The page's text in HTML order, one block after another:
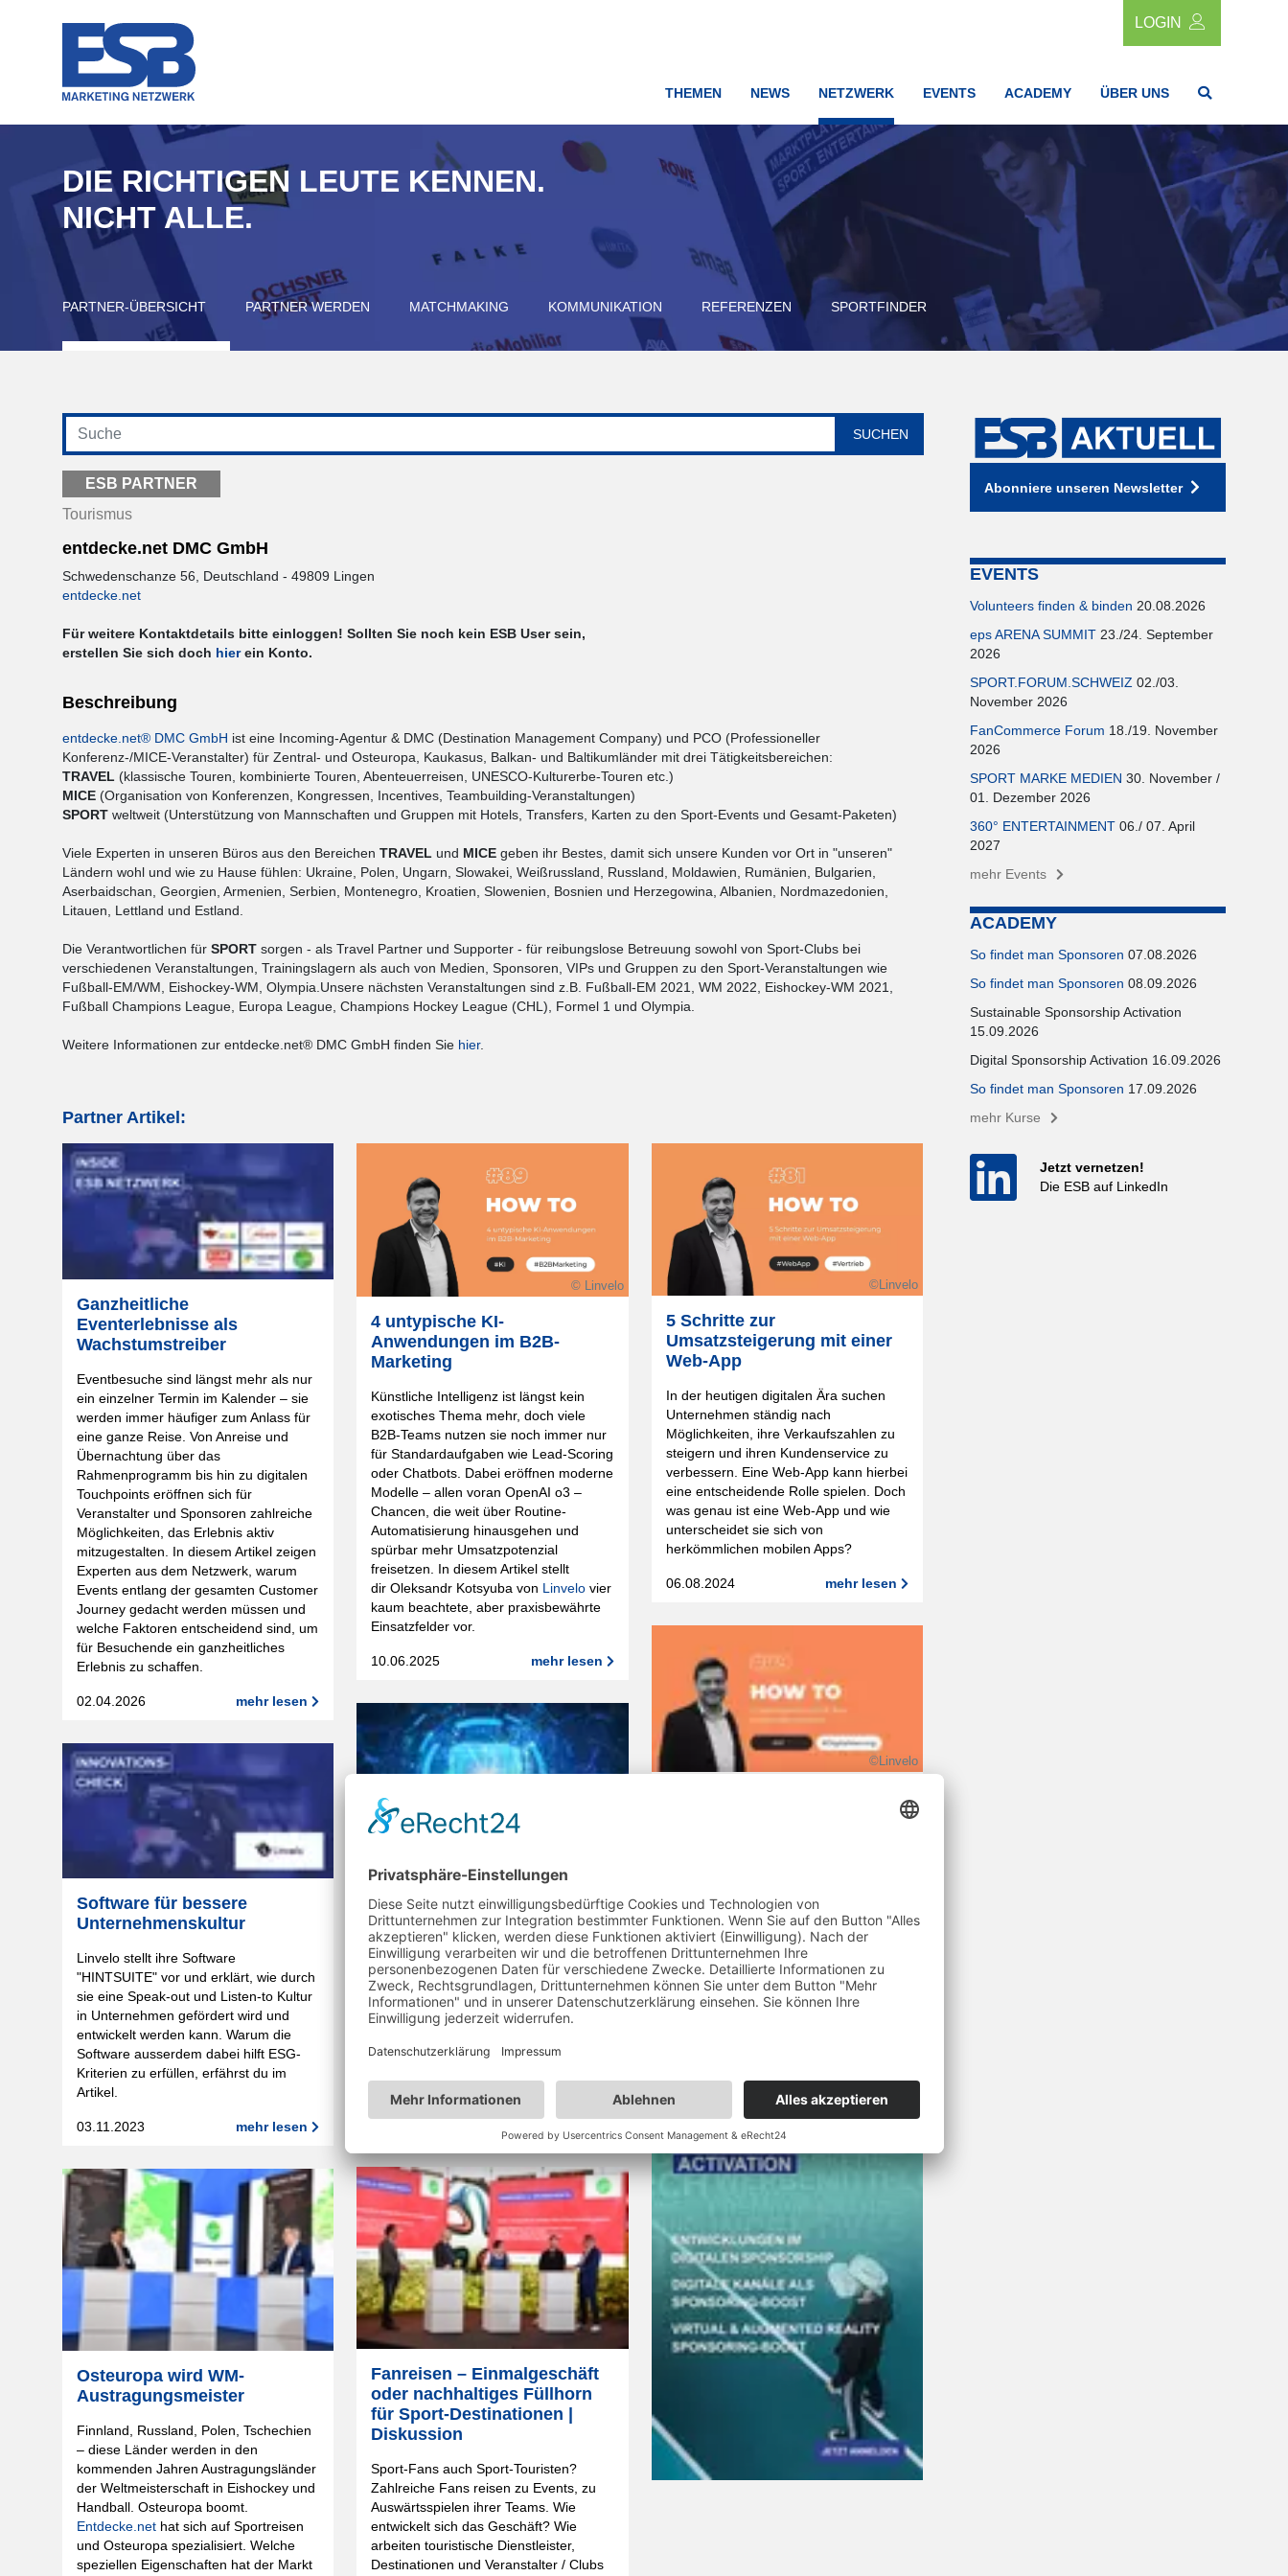
LOGIN
THEMEN NEWS NETZWERK EVENTS ACADEMY ÜBER UNS
DIE RICHTIGEN LEUTE KENNEN.
NICHT ALLE.
PARTNER-ÜBERSICHT PARTNER WERDEN MATCHMAKING KOMMUNIKATION REFERENZEN SPORTFINDER
ESB PARTNER
Tourismus
entdecke.net DMC GmbH
Schwedenschanze 56, Deutschland - 49809 Lingen
entdecke.net
Für weitere Kontaktdetails bitte einloggen! Sollten Sie noch kein ESB User sein,
erstellen Sie sich doch hierein Konto.
Beschreibung
entdecke.net® DMC GmbH ist eine Incoming-Agentur & DMC (Destination Management Company) und PCO (Professioneller
Konferenz-/MICE-Veranstalter) für Zentral- und Osteuropa, Kaukasus, Balkan- und Baltikumländer mit drei Tätigkeitsbereichen:
TRAVEL (klassische Touren, kombinierte Touren, Abenteuerreisen, UNESCO-Kulturerbe-Touren etc.)
MICE (Organisation von Konferenzen, Kongressen, Incentives, Teambuilding-Veranstaltungen)
SPORT weltweit (Unterstützung von Mannschaften und Gruppen mit Hotels, Transfers, Karten zu den Sport-Events und Gesamt-Paketen)
Viele Experten in unseren Büros aus den Bereichen TRAVEL und MICE geben ihr Bestes, damit sich unsere Kunden vor Ort in "unseren"
Ländern wohl und wie zu Hause fühlen: Ukraine, Polen, Ungarn, Slowakei, Weißrussland, Russland, Moldawien, Rumänien, Bulgarien,
Aserbaidschan, Georgien, Armenien, Serbien, Montenegro, Kroatien, Slowenien, Bosnien und Herzegowina, Albanien, Nordmazedonien,
Litauen, Lettland und Estland.
Die Verantwortlichen für SPORT sorgen - als Travel Partner und Supporter - für reibungslose Betreuung sowohl von Sport-Clubs bei
verschiedenen Veranstaltungen, Trainingslagern als auch von Medien, Sponsoren, VIPs und Gruppen zu den Sport-Veranstaltungen wie
Fußball-EM/WM, Eishockey-WM, Olympia.Unsere nächsten Veranstaltungen sind z.B. Fußball-EM 2021, WM 2022, Eishockey-WM 2021,
Fußball Champions League, Europa League, Champions Hockey League (CHL), Formel 1 und Olympia.
Weitere Informationen zur entdecke.net® DMC GmbH finden Sie hier.
Partner Artikel:
Ganzheitliche
Eventerlebnisse als
Wachstumstreiber
Eventbesuche sind längst mehr als nur
ein einzelner Termin im Kalender – sie
werden immer häufiger zum Anlass für
eine ganze Reise. Von Anreise und
Übernachtung über das
Rahmenprogramm bis hin zu digitalen
Touchpoints eröffnen sich für
Veranstalter und Sponsoren zahlreiche
Möglichkeiten, das Erlebnis aktiv
mitzugestalten. In diesem Artikel zeigen
Experten aus dem Netzwerk, warum
Events entlang der gesamten Customer
Journey gedacht werden müssen und
welche Faktoren entscheidend sind, um
für Besuchende ein ganzheitliches
Erlebnis zu schaffen.
02.04.2026 mehr lesen
© Linvelo
4 untypische KI-
Anwendungen im B2B-
Marketing
Künstliche Intelligenz ist längst kein
exotisches Thema mehr, doch viele
B2B-Teams nutzen sie noch immer nur
für Standardaufgaben wie Lead-Scoring
oder Chatbots. Dabei eröffnen moderne
Modelle – allen voran OpenAI o3 –
Chancen, die weit über Routine-
Automatisierung hinausgehen und
spürbar mehr Umsatzpotenzial
freisetzen. In diesem Artikel stellt
dir Oleksandr Kotsyuba von Linvelo vier
kaum beachtete, aber praxisbewährte
Einsatzfelder vor.
10.06.2025 mehr lesen
©Linvelo
5 Schritte zur
Umsatzsteigerung mit einer
Web-App
In der heutigen digitalen Ära suchen
Unternehmen ständig nach
Möglichkeiten, ihre Verkaufszahlen zu
steigern und ihren Kundenservice zu
verbessern. Eine Web-App kann hierbei
eine entscheidende Rolle spielen. Doch
was genau ist eine Web-App und wie
unterscheidet sie sich von
herkömmlichen mobilen Apps?
06.08.2024 mehr lesen
©Linvelo
5 Möglichkeiten, wie KI Deine
ermöglicht nicht nur die Optimierung
der Betriebsabläufe, sondern auch die
Maximierung des Gewinns bei
gleichzeitiger Minimierung der Kosten.
24.06.2024 mehr lesen
Wie KI und Digitalisierung
den Mittelstand verändern
Moderne Technologien und Künstliche
Intelligenz (KI) bieten kleinen und
mittleren Unternehmen
außergewöhnliche Chancen, durch die
sie ihre Wettbewerbsposition festigen
konkret von KI profitieren? Und welchen
Software für bessere
Unternehmenskultur
Linvelo stellt ihre Software
"HINTSUITE" vor und erklärt, wie durch
sie eine Speak-out und Listen-to Kultur
in Unternehmen gefördert wird und
entwickelt werden kann. Warum die
Software ausserdem dabei hilft ESG-
Kriterien zu erfüllen, erfährst du im
Artikel.
03.11.2023 mehr lesen
Fanreisen – Einmalgeschäft
oder nachhaltiges Füllhorn
für Sport-Destinationen |
Diskussion
Sport-Fans auch Sport-Touristen?
Zahlreiche Fans reisen zu Events, zu
Auswärtsspielen ihrer Teams. Wie
entwickelt sich das Geschäft? Wie
arbeiten touristische Dienstleister,
Destinationen und Veranstalter / Clubs
Osteuropa wird WM-
Austragungsmeister
Finnland, Russland, Polen, Tschechien
– diese Länder werden in den
kommenden Jahren Austragungsländer
der Weltmeisterschaft in Eishockey und
Handball. Osteuropa boomt.
Entdecke.net hat sich auf Sportreisen
und Osteuropa spezialisiert. Welche
speziellen Eigenschaften hat der Markt
Abonniere unseren Newsletter
EVENTS
Volunteers finden & binden 20.08.2026
eps ARENA SUMMIT 23./24. September
2026
SPORT.FORUM.SCHWEIZ 02./03.
November 2026
FanCommerce Forum 18./19. November
2026
SPORT MARKE MEDIEN 30. November /
01. Dezember 2026
360° ENTERTAINMENT 06./ 07. April
2027
mehr Events
ACADEMY
So findet man Sponsoren 07.08.2026
So findet man Sponsoren 08.09.2026
Sustainable Sponsorship Activation
15.09.2026
Digital Sponsorship Activation 16.09.2026
So findet man Sponsoren 17.09.2026
mehr Kurse
Jetzt vernetzen!
Die ESB auf LinkedIn